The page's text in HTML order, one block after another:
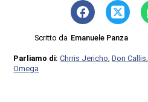
Scritto da Emanuele Panza
Parliamo di:Chrris Jericho ,Don Callis
Omega